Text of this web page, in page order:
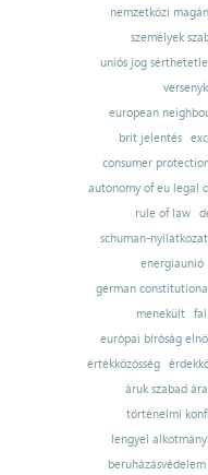
nemzetközi
személyek
uniós jog
european
brit jelentés
consumer
autonomy of eu legal
rule of law
schuman-nyilatkozat
energiaunió
german
menekült
fal
európai bíróság
értékközösség
áruk szabad
történelmi
lengyel
beruházásvédelem